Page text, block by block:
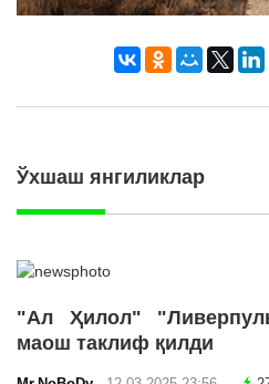
Ўхшаш янгиликлар
"Ал Ҳилол"
маош таклиф қилди